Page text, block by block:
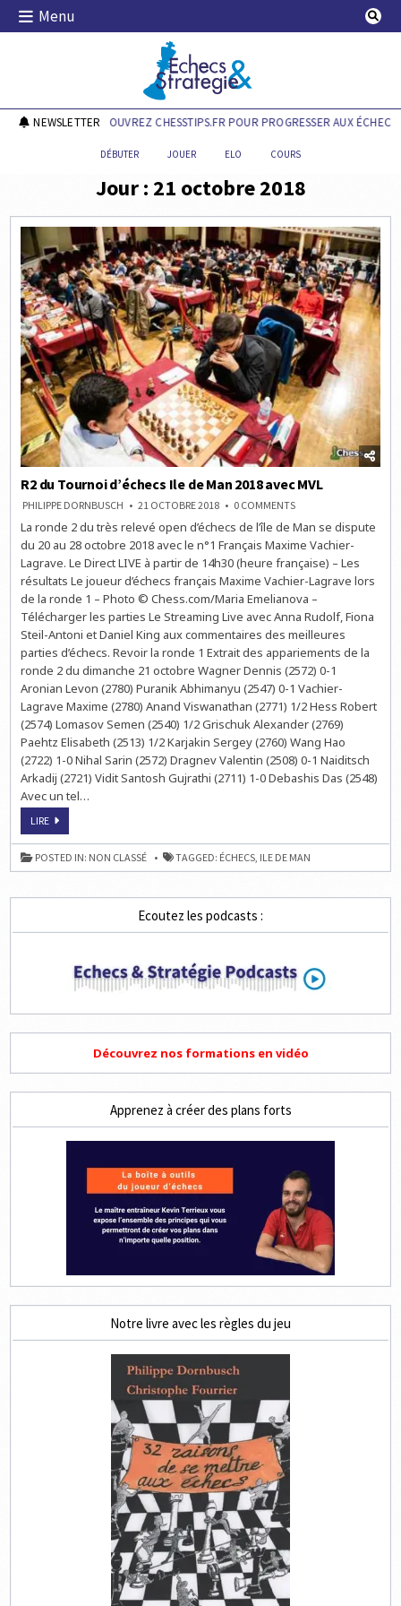
Skip
Menu
Echecs & Stratégie
NEWSLETTERDÉCOUVREZ CHESSTIPS.FR POUR PROGRESSER AUX ÉCHECS !
DÉBUTER JOUER ELO COURS
Jour : 21 octobre 2018
R2 du Tournoi d’échecs Ile de Man 2018 avec MVL
PHILIPPE DORNBUSCH 21 OCTOBRE 2018 0 COMMENTSON
DU
TOURNOI
D’ÉCHECS
DE
MAN
2018
AVEC
MVL
La ronde 2 du très relevé open d’échecs de l’île de Man se dispute
du 20 au 28 octobre 2018 avec le n°1 Français Maxime Vachier-
Lagrave. Le Direct LIVE à partir de 14h30 (heure française) – Les
résultats Le joueur d’échecs français Maxime Vachier-Lagrave lors
de la ronde 1 – Photo © Chess.com/Maria Emelianova –
Télécharger les parties Le Streaming Live avec Anna Rudolf, Fiona
Steil-Antoni et Daniel King aux commentaires des meilleures
parties d’échecs. Revoir la ronde 1 Extrait des appariements de la
ronde 2 du dimanche 21 octobre Wagner Dennis (2572) 0-1
Aronian Levon (2780) Puranik Abhimanyu (2547) 0-1 Vachier-
Lagrave Maxime (2780) Anand Viswanathan (2771) 1/2 Hess Robert
(2574) Lomasov Semen (2540) 1/2 Grischuk Alexander (2769)
Paehtz Elisabeth (2513) 1/2 Karjakin Sergey (2760) Wang Hao
(2722) 1-0 Nihal Sarin (2572) Dragnev Valentin (2508) 0-1 Naiditsch
Arkadij (2721) Vidit Santosh Gujrathi (2711) 1-0 Debashis Das (2548)
Avec un tel…
LIRER2
TOURNOI
D’ÉCHECS
ILE
DE
2018
POSTED IN: NON CLASSÉ TAGGED: ÉCHECS ILE DE MAN
Ecoutez les podcasts :
Découvrez nos formations en vidéo
Apprenez à créer des plans forts
Notre livre avec les règles du jeu